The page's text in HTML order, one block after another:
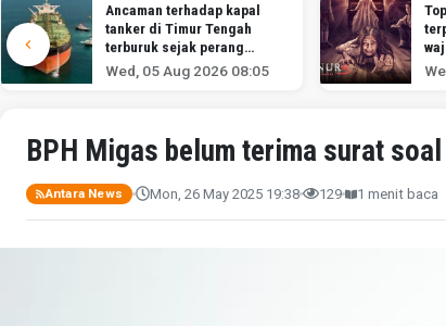
Ancaman terhadap kapal
tanker di Timur Tengah
terburuk sejak perang
melawan Iran dimulai,
menurut analis
Wed, 05 Aug 2026 08:05
BPH Migas belum terima surat
Antara News Mon, 26 May 2025 19:38 129 1 menit baca